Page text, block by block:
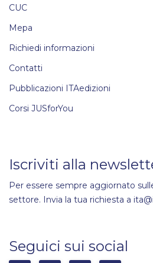
CUC
Mepa
Richiedi informazioni
Contatti
Pubblicazioni ITAedizioni
Corsi JUSforYou
Iscriviti alla
Per essere sempre aggiornato
settore. Invia la tua richiesta a
Seguici sui social